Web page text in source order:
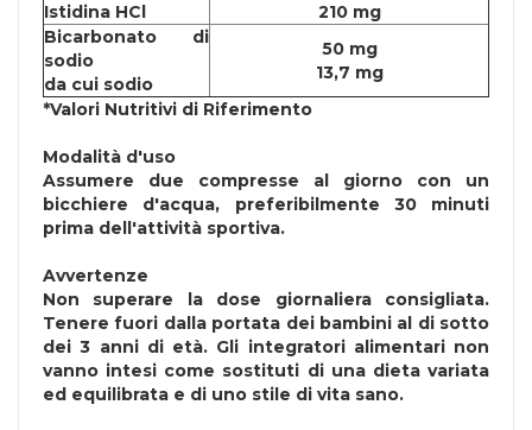
Istidina HCl
210 mg
Bicarbonato di
sodio
da cui sodio
50 mg
13,7 mg
*Valori Nutritivi di Riferimento
Modalità d'uso
Assumere due compresse al giorno con un
bicchiere d'acqua, preferibilmente 30 minuti
prima dell'attività sportiva.
Avvertenze
Non superare la dose giornaliera consigliata.
Tenere fuori dalla portata dei bambini al di sotto
dei 3 anni di età. Gli integratori alimentari non
vanno intesi come sostituti di una dieta variata
ed equilibrata e di uno stile di vita sano.